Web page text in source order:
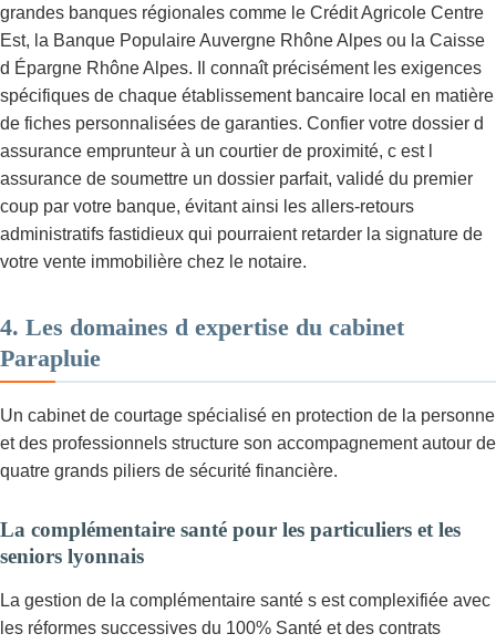
grandes banques régionales comme le Crédit Agricole Centre
Est, la Banque Populaire Auvergne Rhône Alpes ou la Caisse
d Épargne Rhône Alpes. Il connaît précisément les exigences
spécifiques de chaque établissement bancaire local en matière
de fiches personnalisées de garanties. Confier votre dossier d
assurance emprunteur à un courtier de proximité, c est l
assurance de soumettre un dossier parfait, validé du premier
coup par votre banque, évitant ainsi les allers-retours
administratifs fastidieux qui pourraient retarder la signature de
votre vente immobilière chez le notaire.
4. Les domaines d expertise du cabinet
Parapluie
Un cabinet de courtage spécialisé en protection de la personne
et des professionnels structure son accompagnement autour de
quatre grands piliers de sécurité financière.
La complémentaire santé pour les particuliers et les
seniors lyonnais
La gestion de la complémentaire santé s est complexifiée avec
les réformes successives du 100% Santé et des contrats